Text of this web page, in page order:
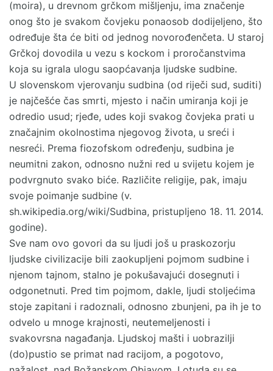
(moira), u drevnom grčkom mišljenju, ima značenje
onog što je svakom čovjeku ponaosob dodijeljeno, što
određuje šta će biti od jednog novorođenčeta. U staroj
Grčkoj dovodila u vezu s kockom i proročanstvima
koja su igrala ulogu saopćavanja ljudske sudbine.
U slovenskom vjerovanju sudbina (od riječi sud, suditi)
je najčešće čas smrti, mjesto i način umiranja koji je
odredio usud; rjeđe, udes koji svakog čovjeka prati u
značajnim okolnostima njegovog života, u sreći i
nesreći. Prema fiozofskom određenju, sudbina je
neumitni zakon, odnosno nužni red u svijetu kojem je
podvrgnuto svako biće. Različite religije, pak, imaju
svoje poimanje sudbine (v.
sh.wikipedia.org/wiki/Sudbina, pristupljeno 18. 11. 2014.
godine).
Sve nam ovo govori da su ljudi još u praskozorju
ljudske civilizacije bili zaokupljeni pojmom sudbine i
njenom tajnom, stalno je pokušavajući dosegnuti i
odgonetnuti. Pred tim pojmom, dakle, ljudi stoljećima
stoje zapitani i radoznali, odnosno zbunjeni, pa ih je to
odvelo u mnoge krajnosti, neutemeljenosti i
svakovrsna nagađanja. Ljudskoj mašti i uobrazilji
(do)pustio se primat nad racijom, a pogotovo,